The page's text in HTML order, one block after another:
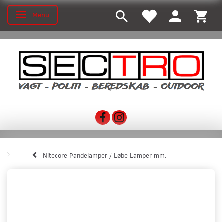
Skifte navigation
Menu
Nitecore Pandelamper / Løbe Lamper mm.